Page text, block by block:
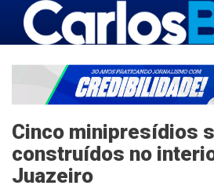
Cinco minipresídios
construídos no
Juazeiro